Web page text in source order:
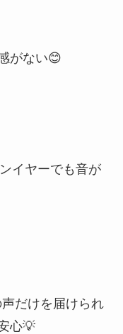
がない😊
イヤーでも音が
声だけを届けられ
心💡